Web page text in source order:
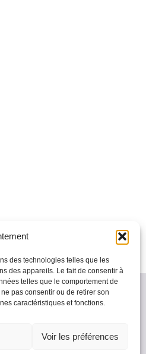
des technologies telles que les
des appareils. Le fait de consentir à
telles que le comportement de
pas consentir ou de retirer son
caractéristiques et fonctions.
Voir les préférences